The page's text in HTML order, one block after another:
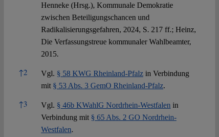
Henneke (Hrsg.), Kommunale Demokratie
zwischen Beteiligungschancen und
Radikalisierungsgefahren, 2024, S. 217 ff.; Heinz,
Die Verfassungstreue kommunaler Wahlbeamter,
2015.
↑2 Vgl. § 58 KWG Rheinland-Pfalzin Verbindung
mit § 53 Abs. 3 GemO Rheinland-Pfalz.
↑3 Vgl. § 46b KWahlG Nordrhein-Westfalen in
Verbindung mit § 65 Abs. 2 GO Nordrhein-
Westfalen.